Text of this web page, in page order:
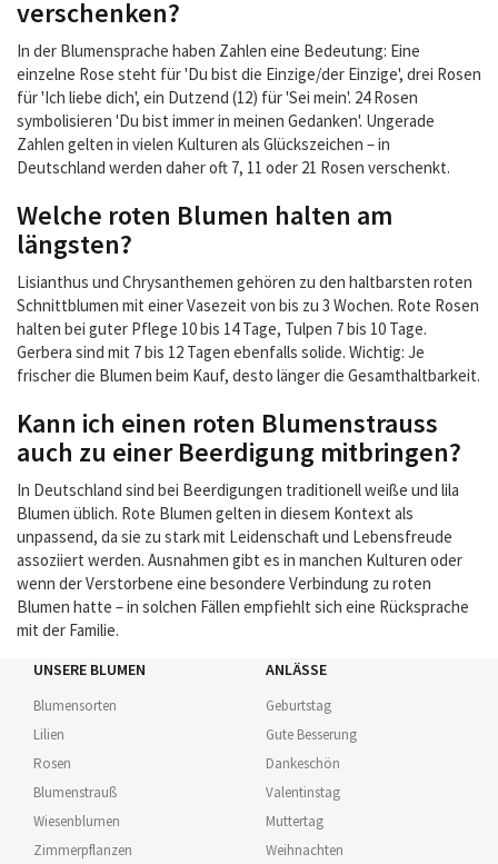
verschenken?
In der Blumensprache haben Zahlen eine Bedeutung: Eine
einzelne Rose steht für 'Du bist die Einzige/der Einzige', drei Rosen
für 'Ich liebe dich', ein Dutzend (12) für 'Sei mein'. 24 Rosen
symbolisieren 'Du bist immer in meinen Gedanken'. Ungerade
Zahlen gelten in vielen Kulturen als Glückszeichen – in
Deutschland werden daher oft 7, 11 oder 21 Rosen verschenkt.
Welche roten Blumen halten am
längsten?
Lisianthus und Chrysanthemen gehören zu den haltbarsten roten
Schnittblumen mit einer Vasezeit von bis zu 3 Wochen. Rote Rosen
halten bei guter Pflege 10 bis 14 Tage, Tulpen 7 bis 10 Tage.
Gerbera sind mit 7 bis 12 Tagen ebenfalls solide. Wichtig: Je
frischer die Blumen beim Kauf, desto länger die Gesamthaltbarkeit.
Kann ich einen roten Blumenstrauss
auch zu einer Beerdigung mitbringen?
In Deutschland sind bei Beerdigungen traditionell weiße und lila
Blumen üblich. Rote Blumen gelten in diesem Kontext als
unpassend, da sie zu stark mit Leidenschaft und Lebensfreude
assoziiert werden. Ausnahmen gibt es in manchen Kulturen oder
wenn der Verstorbene eine besondere Verbindung zu roten
Blumen hatte – in solchen Fällen empfiehlt sich eine Rücksprache
mit der Familie.
UNSERE BLUMEN
Blumensorten
Lilien
Rosen
Blumenstrauß
Wiesenblumen
Zimmerpflanzen
ANLÄSSE
Geburtstag
Gute Besserung
Dankeschön
Valentinstag
Muttertag
Weihnachten